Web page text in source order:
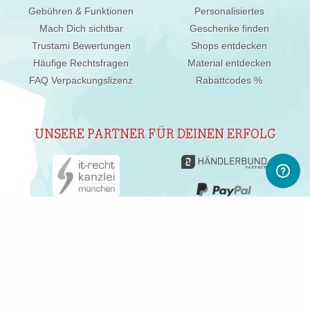
Gebühren & Funktionen
Mach Dich sichtbar
Trustami Bewertungen
Häufige Rechtsfragen
FAQ Verpackungslizenz
Personalisiertes
Geschenke finden
Shops entdecken
Material entdecken
Rabattcodes %
UNSERE PARTNER FÜR DEINEN ERFOLG